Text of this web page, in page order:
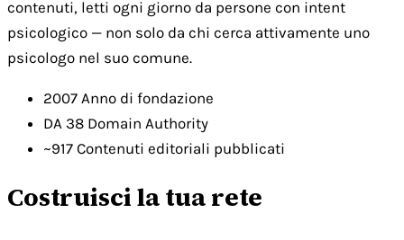
contenuti, letti ogni giorno da persone con intent
psicologico — non solo da chi cerca attivamente uno
psicologo nel suo comune.
2007 Anno di fondazione
DA 38 Domain Authority
~917 Contenuti editoriali pubblicati
Costruisci la tua rete